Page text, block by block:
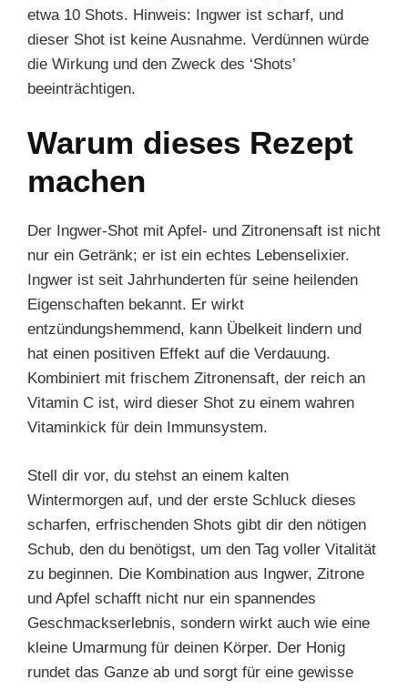
etwa 10 Shots. Hinweis: Ingwer ist scharf, und
dieser Shot ist keine Ausnahme. Verdünnen würde
die Wirkung und den Zweck des ‘Shots’
beeinträchtigen.
Warum dieses Rezept
machen
Der Ingwer-Shot mit Apfel- und Zitronensaft ist nicht
nur ein Getränk; er ist ein echtes Lebenselixier.
Ingwer ist seit Jahrhunderten für seine heilenden
Eigenschaften bekannt. Er wirkt
entzündungshemmend, kann Übelkeit lindern und
hat einen positiven Effekt auf die Verdauung.
Kombiniert mit frischem Zitronensaft, der reich an
Vitamin C ist, wird dieser Shot zu einem wahren
Vitaminkick für dein Immunsystem.
Stell dir vor, du stehst an einem kalten
Wintermorgen auf, und der erste Schluck dieses
scharfen, erfrischenden Shots gibt dir den nötigen
Schub, den du benötigst, um den Tag voller Vitalität
zu beginnen. Die Kombination aus Ingwer, Zitrone
und Apfel schafft nicht nur ein spannendes
Geschmackserlebnis, sondern wirkt auch wie eine
kleine Umarmung für deinen Körper. Der Honig
rundet das Ganze ab und sorgt für eine gewisse